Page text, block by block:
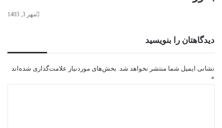
مهر 3, 1403
دیدگاهتان را بنویسید
نشانی ایمیل شما منتشر نخواهد شد. بخش‌های موردنیاز علامت‌گذاری شده‌اند
*